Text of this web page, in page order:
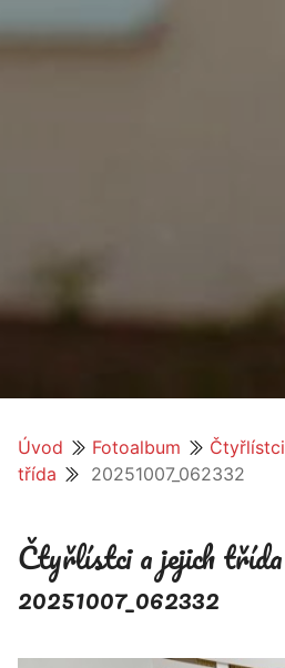
Úvod Fotoalbum Čtyřlístci
třída
20251007_062332
Čtyřlístci a jejich třída
20251007_062332